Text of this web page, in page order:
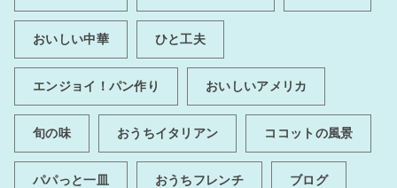
おいしい中華 ひと工夫
エンジョイ！パン作り おいしいアメリカ
旬の味 おうちイタリアン ココットの風景
パパっと一皿 おうちフレンチ ブログ